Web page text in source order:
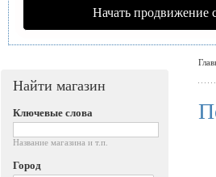
Начать продвижение
Найти магазин
Ключевые слова
Название магазина и т.п.
Город